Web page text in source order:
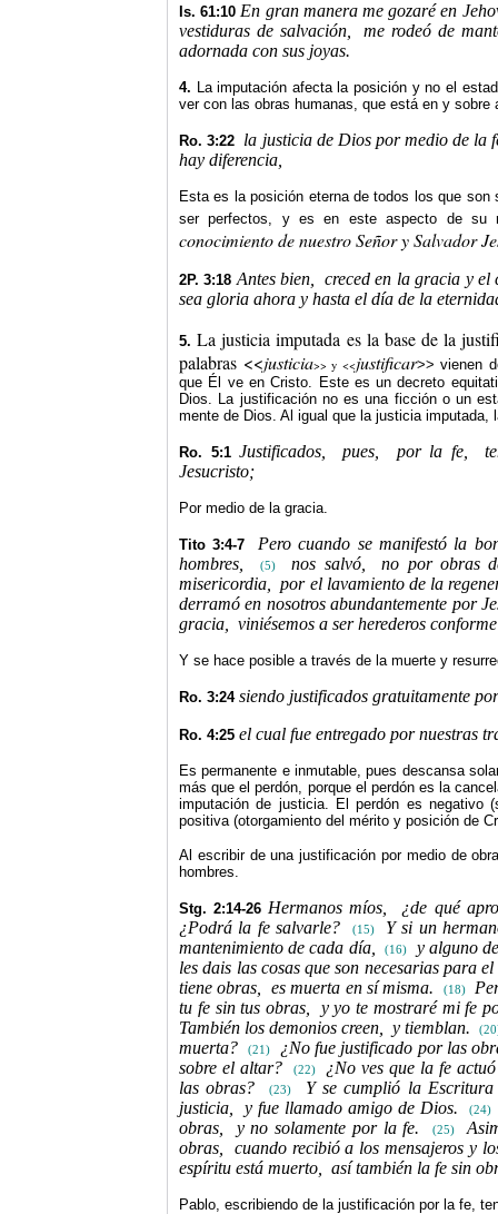
Is. 61:10En gran manera me gozaré en
vestiduras de salvación,
me rodeó de
adornada con sus joyas.
4. La imputación afecta la posición y no el
ver con las obras humanas, que está en y sobre
Ro. 3:22 la justicia de Dios por medio de la
hay diferencia,
Esta es la posición eterna de todos los que
ser perfectos, y es en este aspecto de su
conocimiento de nuestro Señor y Salvador
2P. 3:18Antes bien,
creced en la gracia y el
sea gloria ahora y hasta el día de la
5. La justicia imputada es la base de la
palabras <<justicia>> y <<justificar>> vienen
que Él ve en Cristo. Este es un decreto
Dios. La justificación no es una ficción o un
mente de Dios. Al igual que la justicia imputada,
Ro. 5:1Justificados, pues, por la fe,
Jesucristo;
Por medio de la gracia.
Tito 3:4-7
Pero cuando se manifestó la
hombres,
(5) nos salvó,
no por obras
misericordia,
por el lavamiento de la
derramó en nosotros abundantemente por
gracia,
viniésemos a ser herederos
Y se hace posible a través de la muerte y
Ro. 3:24 siendo justificados gratuitamente
Ro. 4:25 el cual fue entregado por nuestras
Es permanente e inmutable, pues descansa
más que el perdón, porque el perdón es la
imputación de justicia. El perdón es negativo
positiva (otorgamiento del mérito y posición de
Al escribir de una justificación por medio de
hombres.
Stg. 2:14-26 Hermanos míos,
¿de qué
¿Podrá la fe salvarle?
(15)
Y si un
mantenimiento de cada día,
(16)
y alguno
les dais las cosas que son necesarias para
tiene obras,
es muerta en sí misma. (18)
tu fe sin tus obras,
y yo te mostraré mi fe
También los demonios creen,
y tiemblan.
muerta? (21)
¿No fue justificado por las
sobre el altar?
(22)
¿No ves que la fe
las obras?
(23) Y se cumplió la Escritura
justicia,
y fue llamado amigo de Dios. (24)
obras, y no solamente por la fe. (25)
obras,
cuando recibió a los mensajeros y
espíritu está muerto,
así también la fe sin
Pablo, escribiendo de la justificación por la fe,